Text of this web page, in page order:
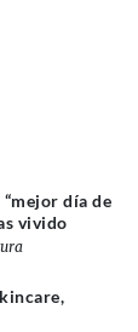
día de
vivido